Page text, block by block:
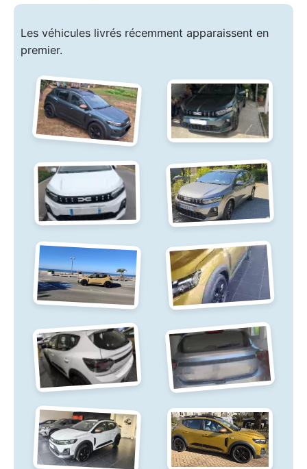
Les véhicules livrés récemment apparaissent en
premier.